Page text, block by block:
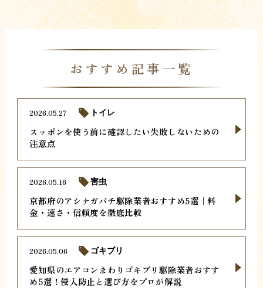
おすすめ記事一覧
スッポンを使う前に確認したい失敗しないための
注意点
2026.05.27 トイレ
京都府のアシナガバチ駆除業者おすすめ5選｜料
金・速さ・信頼度を徹底比較
2026.05.16 害虫
愛知県のエアコンまわりゴキブリ駆除業者おすす
め5選！侵入防止と選び方をプロが解説
2026.05.06 ゴキブリ